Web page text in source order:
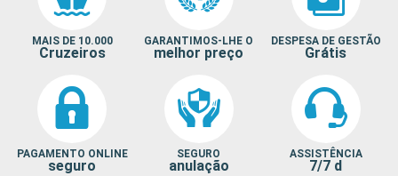
MAIS DE 10.000
Cruzeiros
GARANTIMOS-LHE O
melhor preço
DESPESA DE GESTÃO
Grátis
PAGAMENTO ONLINE
seguro
SEGURO
anulação
ASSISTÊNCIA
7/7 d